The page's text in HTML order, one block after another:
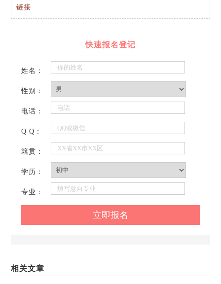
链接
快速报名登记
姓名：
性别：
电话：
Q Q：
籍贯：
学历：
专业：
相关文章